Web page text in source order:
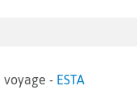
voyage - ESTA